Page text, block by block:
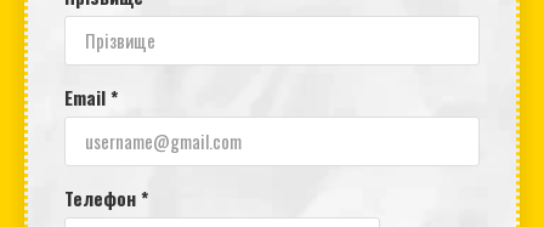
Email *
Телефон *